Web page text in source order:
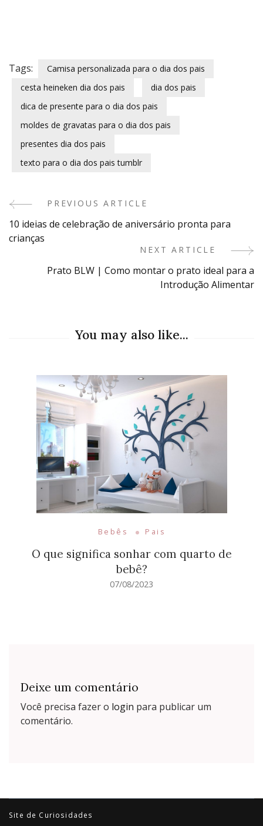
Tags:
Camisa personalizada para o dia dos pais
cesta heineken dia dos pais
dia dos pais
dica de presente para o dia dos pais
moldes de gravatas para o dia dos pais
presentes dia dos pais
texto para o dia dos pais tumblr
Post
Navigation
PREVIOUS ARTICLE
10 ideias de celebração de aniversário pronta para
crianças
NEXT ARTICLE
Prato BLW | Como montar o prato ideal para a
Introdução Alimentar
You may also like...
Bebês Pais
O que significa sonhar com quarto de
bebê?
07/08/2023
Deixe um comentário
Você precisa fazer o login para publicar um
comentário.
Site de Curiosidades